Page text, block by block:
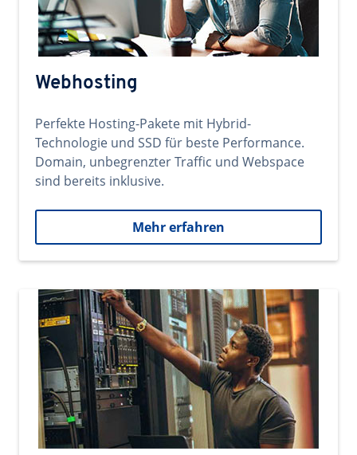
Webhosting
Perfekte Hosting-Pakete mit Hybrid-
Technologie und SSD für beste Performance.
Domain, unbegrenzter Traffic und Webspace
sind bereits inklusive.
Mehr erfahren